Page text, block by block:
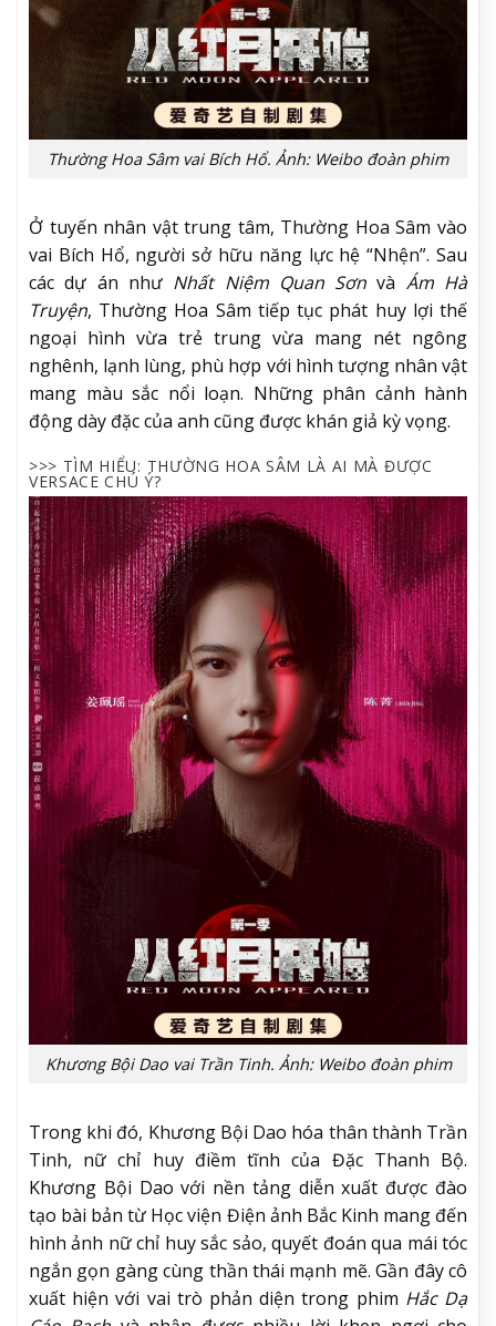
Thường Hoa Sâm vai Bích Hổ. Ảnh: Weibo đoàn phim
Ở tuyến nhân vật trung tâm, Thường Hoa Sâm vào
vai Bích Hổ, người sở hữu năng lực hệ “Nhện”. Sau
các dự án như Nhất Niệm Quan Sơn và Ám Hà
Truyện, Thường Hoa Sâm tiếp tục phát huy lợi thế
ngoại hình vừa trẻ trung vừa mang nét ngông
nghênh, lạnh lùng, phù hợp với hình tượng nhân vật
mang màu sắc nổi loạn. Những phân cảnh hành
động dày đặc của anh cũng được khán giả kỳ vọng.
>>> TÌM HIỂU: THƯỜNG HOA SÂM LÀ AI MÀ ĐƯỢC
VERSACE CHÚ Ý?
Khương Bội Dao vai Trần Tinh. Ảnh: Weibo đoàn phim
Trong khi đó, Khương Bội Dao hóa thân thành Trần
Tinh, nữ chỉ huy điềm tĩnh của Đặc Thanh Bộ.
Khương Bội Dao với nền tảng diễn xuất được đào
tạo bài bản từ Học viện Điện ảnh Bắc Kinh mang đến
hình ảnh nữ chỉ huy sắc sảo, quyết đoán qua mái tóc
ngắn gọn gàng cùng thần thái mạnh mẽ. Gần đây cô
xuất hiện với vai trò phản diện trong phim Hắc Dạ